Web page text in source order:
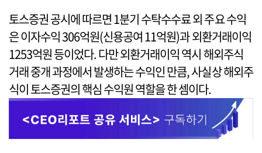
토스증권 공시에 따르면 1분기 수탁수수료 외 주요 수익
은 이자수익 306억원(신용공여 11억원)과 외환거래이익
1253억원 등이었다. 다만 외환거래이익 역시 해외주식
거래 중개 과정에서 발생하는 수익인 만큼, 사실상 해외주
식이 토스증권의 핵심 수익원 역할을 한 셈이다.